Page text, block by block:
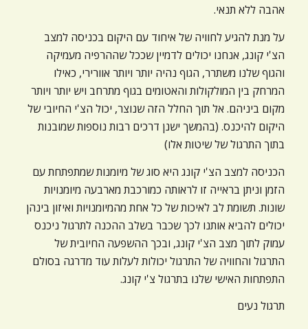
אהבה ללא תנאי.
על מנת להגיע לחוויה של איחוד עם היקום בכניסה למצב
הצ'י קונג, אנחנו יכולים לדמיין שככל שההרפיה מעמיקה
והגוף שלנו משתרר, הגוף נהיה יותר ויותר אוורירי, כאילו
המרחק בין המולקולות והאטומים בגוף מתרחב ויש יותר ויותר
מקום ביניהם. אל תוך החלל הזה שנוצר, יכול הצ'י החיובי של
היקום להיכנס. (בהמשך ישנן דרכים רבות נוספות שמובנות
בתוך התרגול של שיטות אלו)
הכניסה למצב הצ'י קונג היא סוג של מיומנות שמתפתחת עם
הזמן וניתן בראייה זו לראותה כמורכבת מארבעה מיומנויות
שונות. תשומת לב לאיכות של כל אחת מהמיומנויות ואיזון בינהן
יכולים להביא אותנו לכך שכבר בשלב ההכנה לתרגול ניכנס
עמוק לתוך מצב הצ'י קונג, ובכך ההשפעה החיובית של
התרגול והחוויה של התרגול יכולות לעלות עוד מדרגה בסולם
התפתחות האישי שלנו בתרגול צ'י קונג.
תרגול נעים